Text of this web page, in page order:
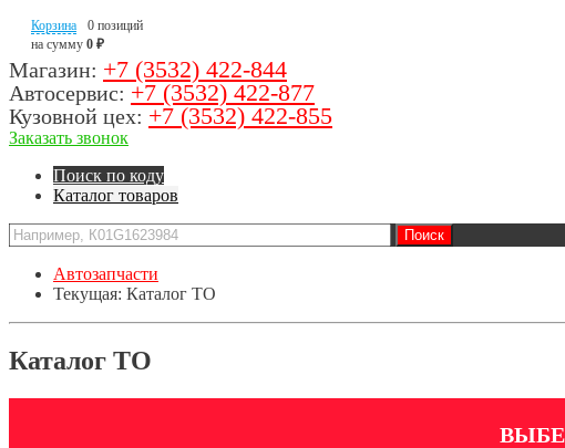
Корзина
0 позиций
на сумму 0 ₽
Магазин: +7 (3532) 422-844
Автосервис: +7 (3532) 422-877
Кузовной цех: +7 (3532) 422-855
Заказать звонок
Поиск по коду
Каталог товаров
Автозапчасти
Текущая: Каталог ТО
Каталог ТО